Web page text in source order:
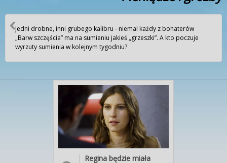
Jedni drobne, inni grubego kalibru - niemal każdy z bohaterów
„Barw szczęścia” ma na sumieniu jakieś „grzeszki”. A kto poczuje
wyrzuty sumienia w kolejnym tygodniu?
Regina będzie miała